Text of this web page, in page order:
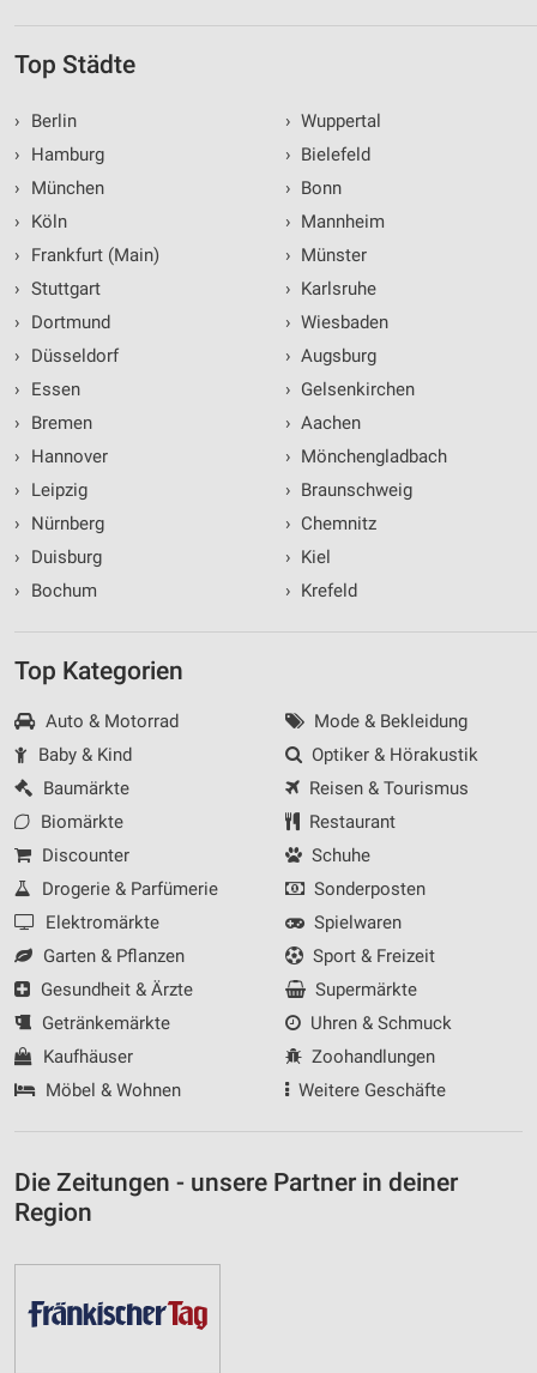
Top Städte
›
Berlin
›
Hamburg
›
München
›
Köln
›
Frankfurt (Main)
› Stuttgart
›
Dortmund
›
Düsseldorf
›
Essen
›
Bremen
›
Hannover
›
Leipzig
›
Nürnberg
›
Duisburg
›
Bochum
› Wuppertal
› Bielefeld
› Bonn
› Mannheim
› Münster
› Karlsruhe
› Wiesbaden
› Augsburg
› Gelsenkirchen
› Aachen
› Mönchengladbach
› Braunschweig
› Chemnitz
› Kiel
› Krefeld
Top Kategorien
Auto & Motorrad
Baby & Kind
Baumärkte
Biomärkte
Discounter
Drogerie & Parfümerie
Elektromärkte
Garten & Pflanzen
Gesundheit & Ärzte
Getränkemärkte
Kaufhäuser
Möbel & Wohnen
Mode & Bekleidung
Optiker & Hörakustik
Reisen & Tourismus
Restaurant
Schuhe
Sonderposten
Spielwaren
Sport & Freizeit
Supermärkte
Uhren & Schmuck
Zoohandlungen
Weitere Geschäfte
Die Zeitungen - unsere Partner in deiner
Region